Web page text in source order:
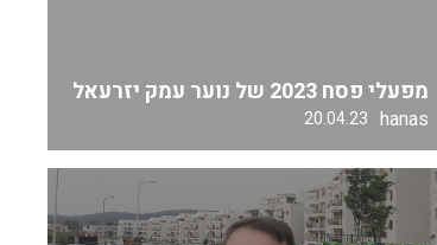
מפעלי פסח 2023 של נוער עמק יזרעאל
hanas
20.04.23